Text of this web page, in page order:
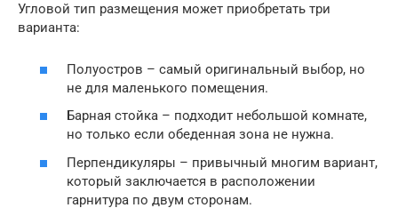
Угловой тип размещения может приобретать три
варианта:
Полуостров – самый оригинальный выбор, но
не для маленького помещения.
Барная стойка – подходит небольшой комнате,
но только если обеденная зона не нужна.
Перпендикуляры – привычный многим вариант,
который заключается в расположении
гарнитура по двум сторонам.